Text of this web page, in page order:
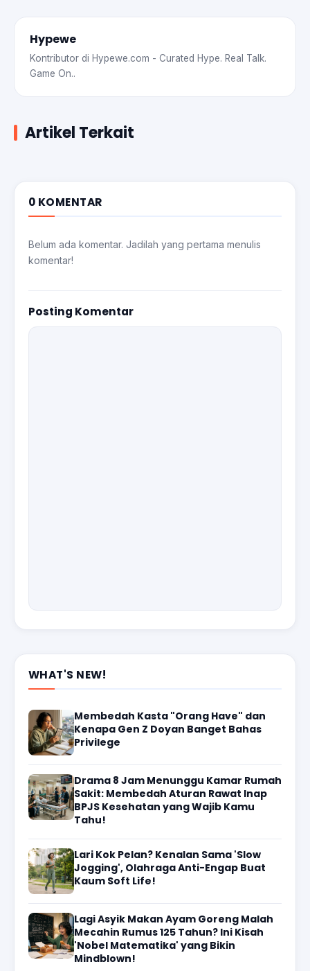
Hypewe
Kontributor di Hypewe.com - Curated Hype. Real Talk.
Game On..
Artikel Terkait
0 KOMENTAR
Belum ada komentar. Jadilah yang pertama menulis
komentar!
Posting Komentar
WHAT'S NEW!
Membedah Kasta "Orang Have" dan
Kenapa Gen Z Doyan Banget Bahas
Privilege
Drama 8 Jam Menunggu Kamar Rumah
Sakit: Membedah Aturan Rawat Inap
BPJS Kesehatan yang Wajib Kamu
Tahu!
Lari Kok Pelan? Kenalan Sama 'Slow
Jogging', Olahraga Anti-Engap Buat
Kaum Soft Life!
Lagi Asyik Makan Ayam Goreng Malah
Mecahin Rumus 125 Tahun? Ini Kisah
'Nobel Matematika' yang Bikin
Mindblown!